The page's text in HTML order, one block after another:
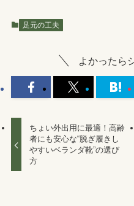
足元の工夫
よかったら
ちょい外出用に最適！高齢
者にも安心な“脱ぎ履きし
やすいベランダ靴”の選び
方